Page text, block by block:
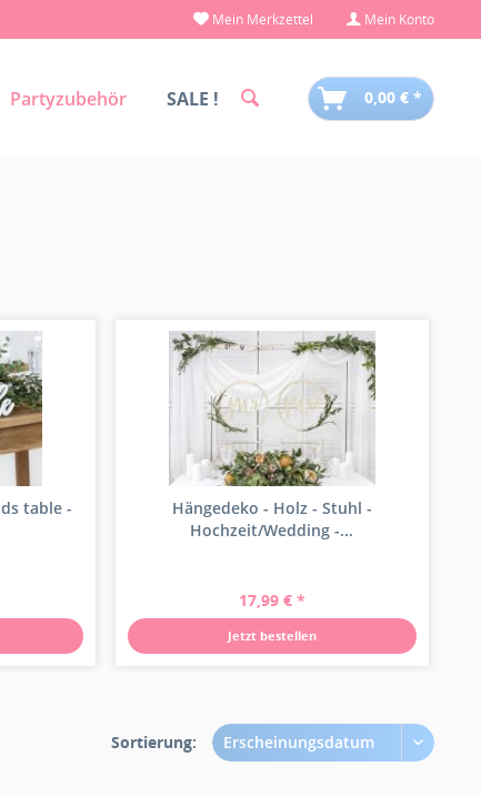
Mein Merkzettel Mein Konto
Partyzubehör SALE ! 0,00 € *
table -
Hängedeko - Holz - Stuhl -
Hochzeit/Wedding -...
17,99 € *
Jetzt bestellen
Sortierung: Erscheinungsdatum